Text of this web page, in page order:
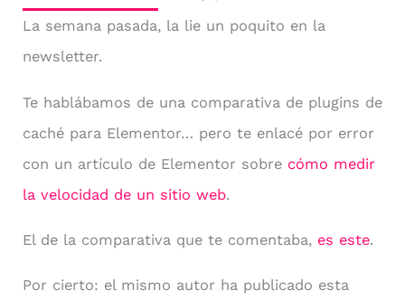
La semana pasada, la lie un poquito en la
newsletter.
Te hablábamos de una comparativa de plugins de
caché para Elementor… pero te enlacé por error
con un artículo de Elementor sobre cómo medir
la velocidad de un sitio web.
El de la comparativa que te comentaba, es este.
Por cierto: el mismo autor ha publicado esta